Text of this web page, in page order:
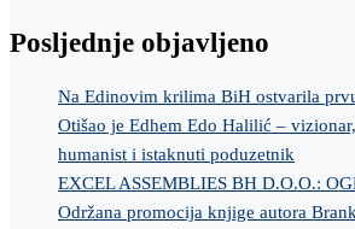
Posljednje objavljeno
Na Edinovim krilima BiH ostvarila
Otišao je Edhem Edo Halilić –
humanist i istaknuti poduzetnik
EXCEL ASSEMBLIES BH D.O.O.:
Održana promocija knjige autora